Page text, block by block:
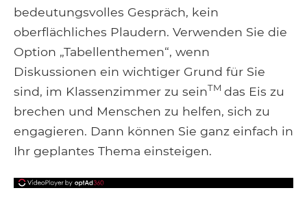
bedeutungsvolles Gespräch, kein
oberflächliches Plaudern. Verwenden Sie die
Option „Tabellenthemen“, wenn
Diskussionen ein wichtiger Grund für Sie
sind, im Klassenzimmer zu seinTM das Eis zu
brechen und Menschen zu helfen, sich zu
engagieren. Dann können Sie ganz einfach in
Ihr geplantes Thema einsteigen.